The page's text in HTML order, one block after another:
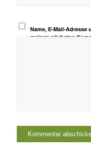
Name, E-Mail-Adresse
meinen nächsten